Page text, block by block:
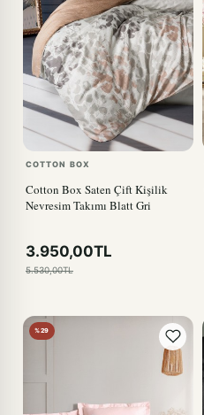
COTTON BOX
Cotton Box Saten Çift Kişilik
Nevresim Takımı Blatt Gri
3.950,00TL
5.530,00TL
%29